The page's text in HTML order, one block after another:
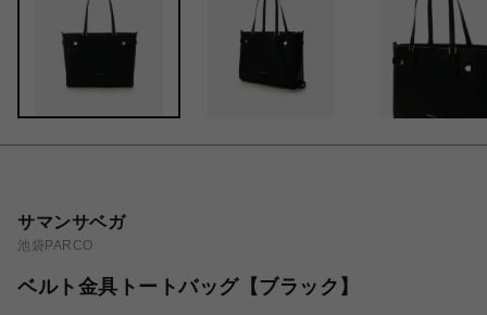
サマンサベガ
池袋PARCO
ベルト金具トートバッグ【ブラック】